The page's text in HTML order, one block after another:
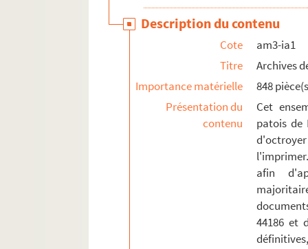
am3-q. Etablissement hospitaliers et
am3-r. Enseignement, action culturelle,
Description du contenu
Cote
am3-ia1
Titre
Archives
Importance matérielle
848
Présentation du
contenu
Cet
patois de
afin
44186 et